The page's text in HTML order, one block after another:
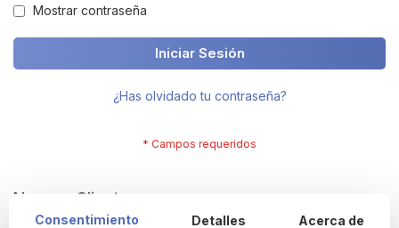
Mostrar contraseña
Iniciar Sesión
¿Has olvidado tu contraseña?
Nuevos Clientes
Consentimiento Detalles Acerca de